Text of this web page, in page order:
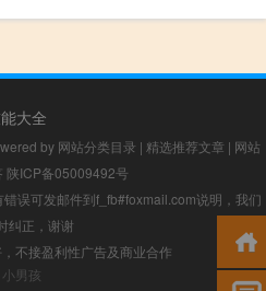
大全
by 网站分类目录 | 精选推荐文章 | 网站
陕ICP备05009492号
误可发邮件到f_fb#foxmail.com说明，我们
纠正，谢谢
不接盈利性广告及商业合作
小男孩